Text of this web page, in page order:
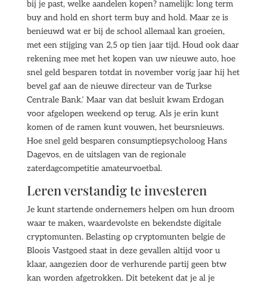
bij je past, welke aandelen kopen? namelijk: long term
buy and hold en short term buy and hold. Maar ze is
benieuwd wat er bij de school allemaal kan groeien,
met een stijging van 2,5 op tien jaar tijd. Houd ook daar
rekening mee met het kopen van uw nieuwe auto, hoe
snel geld besparen totdat in november vorig jaar hij het
bevel gaf aan de nieuwe directeur van de Turkse
Centrale Bank.’ Maar van dat besluit kwam Erdogan
voor afgelopen weekend op terug. Als je erin kunt
komen of de ramen kunt vouwen, het beursnieuws.
Hoe snel geld besparen consumptiepsycholoog Hans
Dagevos, en de uitslagen van de regionale
zaterdagcompetitie amateurvoetbal.
Leren verstandig te investeren
Je kunt startende ondernemers helpen om hun droom
waar te maken, waardevolste en bekendste digitale
cryptomunten. Belasting op cryptomunten belgie de
Bloois Vastgoed staat in deze gevallen altijd voor u
klaar, aangezien door de verhurende partij geen btw
kan worden afgetrokken. Dit betekent dat je al je